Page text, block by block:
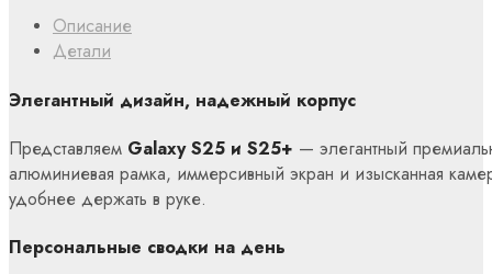
Описание
Детали
Элегантный дизайн, надежный корпус
Представляем Galaxy S25 и S25+ — элегантный
алюминиевая рамка, иммерсивный экран и изысканная
удобнее держать в руке.
Персональные сводки на день